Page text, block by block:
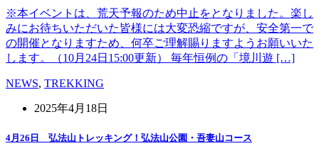
※本イベントは、荒天予報のため中止をとなりました。楽し
みにお待ちいただいた皆様には大変恐縮ですが、安全第一で
の開催となりますため、何卒ご理解賜りますようお願いいた
します。（10月24日15:00更新） 毎年恒例の「境川遊 […]
NEWS, TREKKING
2025年4月18日
4月26日 弘法山トレッキング！弘法山公園・吾妻山コース